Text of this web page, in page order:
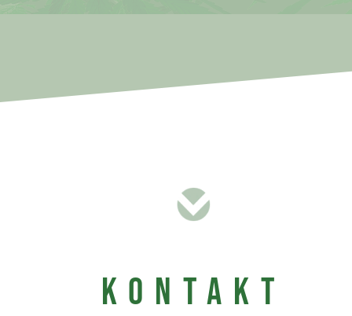
KONTAKT